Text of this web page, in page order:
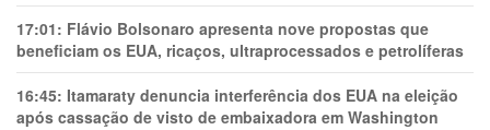
17:01: Flávio Bolsonaro apresenta nove propostas que
beneficiam os EUA, ricaços, ultraprocessados e petrolíferas
16:45: Itamaraty denuncia interferência dos EUA na eleição
após cassação de visto de embaixadora em Washington